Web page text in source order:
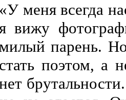
«У меня всегда
вижу
парень.
стать поэтом, а